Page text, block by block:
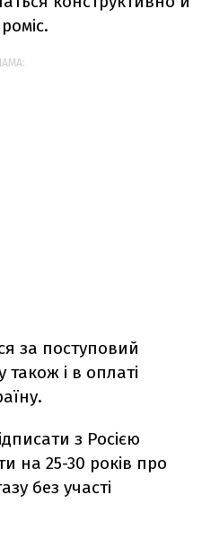
за поступовий
також і в оплаті
з Росією
на 25-30 років про
без участі